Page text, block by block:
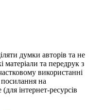
думки авторів та не
матеріали та передрук з
використанні
посилання на
інтернет-ресурсів